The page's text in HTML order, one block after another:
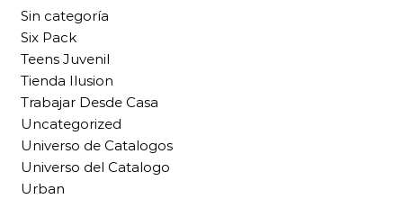
Sin categoría
Six Pack
Teens Juvenil
Tienda Ilusion
Trabajar Desde Casa
Uncategorized
Universo de Catalogos
Universo del Catalogo
Urban